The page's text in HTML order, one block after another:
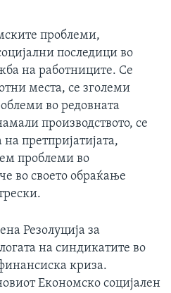
проблеми,
последици во
на работниците. Се
места, се зголеми
во редовната
производството, се
претпријатијата,
проблеми во
во своето обраќање
Резолуција за
на синдикатите во
криза.
Економско социјален